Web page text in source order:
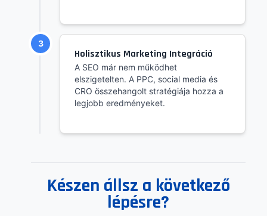
3
Holisztikus Marketing Integráció
A SEO már nem működhet
elszigetelten. A PPC, social media és
CRO összehangolt stratégiája hozza a
legjobb eredményeket.
Készen állsz a következő
lépésre?